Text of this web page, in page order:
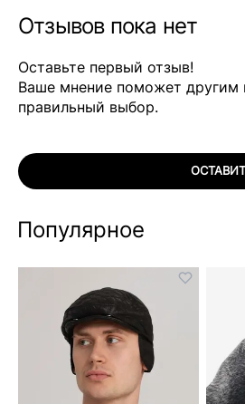
Отзывов пока нет
Оставьте первый отзыв!
Ваше мнение поможет другим
правильный выбор.
Популярное